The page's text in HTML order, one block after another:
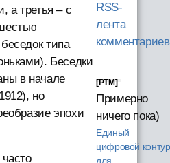
а третья – с
типа
Беседки
в начале
но
эпохи
RSS-
лента
комментариев
[PTM]
Примерно
ничего пока)
Единый
цифровой контур
для